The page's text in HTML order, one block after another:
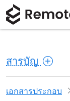
สารบัญ
เอกสารประกอบ
ความปลอดภัย
ภาพหน้าจอ
การผลิตและกา
การดูแลสุขภา
macOS
Linux
ผู้ช่วยใบอนุญาต
อัปเกรดใบอนุ
เอกสารประกอบ
ฐานความรู้
ห้องข่าว
เขียนรีวิว